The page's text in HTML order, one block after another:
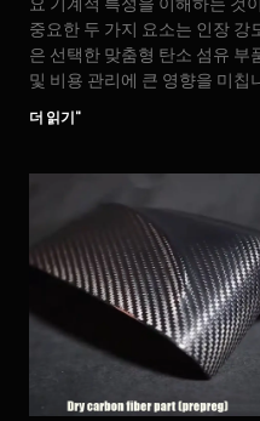
중요한 두 가지 요소는 인장 강
은 선택한 맞춤형 탄소 섬유 부
및 비용 관리에 큰 영향을 미칩
더 읽기"